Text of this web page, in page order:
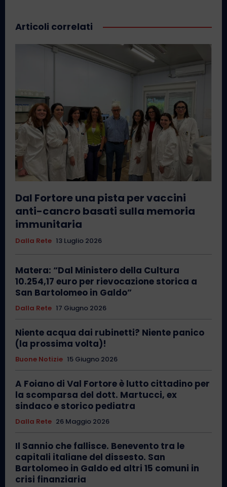
Articoli correlati
Dal Fortore una pista per vaccini
anti-cancro basati sulla memoria
immunitaria
Dalla Rete 13 Luglio 2026
Matera: “Dal Ministero della Cultura
10.254,17 euro per rievocazione storica a
San Bartolomeo in Galdo”
Dalla Rete 17 Giugno 2026
Niente acqua dai rubinetti? Niente panico
(la prossima volta)!
Buone Notizie 15 Giugno 2026
A Foiano di Val Fortore è lutto cittadino per
la scomparsa del dott. Martucci, ex
sindaco e storico pediatra
Dalla Rete 26 Maggio 2026
Il Sannio che fallisce. Benevento tra le
capitali italiane del dissesto. San
Bartolomeo in Galdo ed altri 15 comuni in
crisi finanziaria